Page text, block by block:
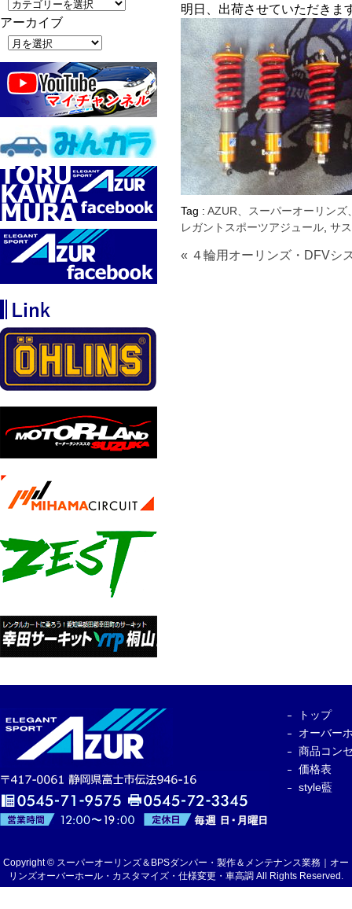
明日、出荷させていただきま
Tag : AZUR、スーパーオーリンズ
レガントスポーツアジュール サ
« ４輪用オーリンズ・DFVシ
アーカイブ
トップ
オーバー
商品コン
価格表
style藍
Copyright © スーパーオーリンズ＆BPSダンパー・製作＆メンテナンス業務｜オー
リンズオーバーホール・カスタマイズ・仕様変更・車高調 All Rights Reserved.